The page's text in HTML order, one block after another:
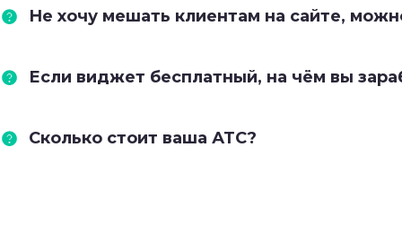
Не хочу мешать клиентам на сайте,
Если виджет бесплатный, на чём вы
Сколько стоит ваша АТС?